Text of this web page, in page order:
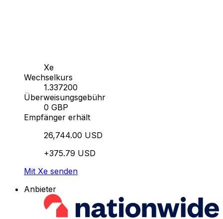
Xe
Wechselkurs
1.337200
Überweisungsgebühr
0 GBP
Empfänger erhält
26,744.00 USD
+375.79 USD
Mit Xe senden
Anbieter